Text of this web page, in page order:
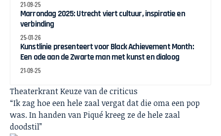
21-09-25
Marrondag 2025: Utrecht viert cultuur, inspiratie en
verbinding
25-01-26
Kunstlinie presenteert voor Black Achievement Month:
Een ode aan de Zwarte man met kunst en dialoog
21-09-25
Theaterkrant Keuze van de criticus
“Ik zag hoe een hele zaal vergat dat die oma een pop
was. In handen van Piqué kreeg ze de hele zaal
doodstil”